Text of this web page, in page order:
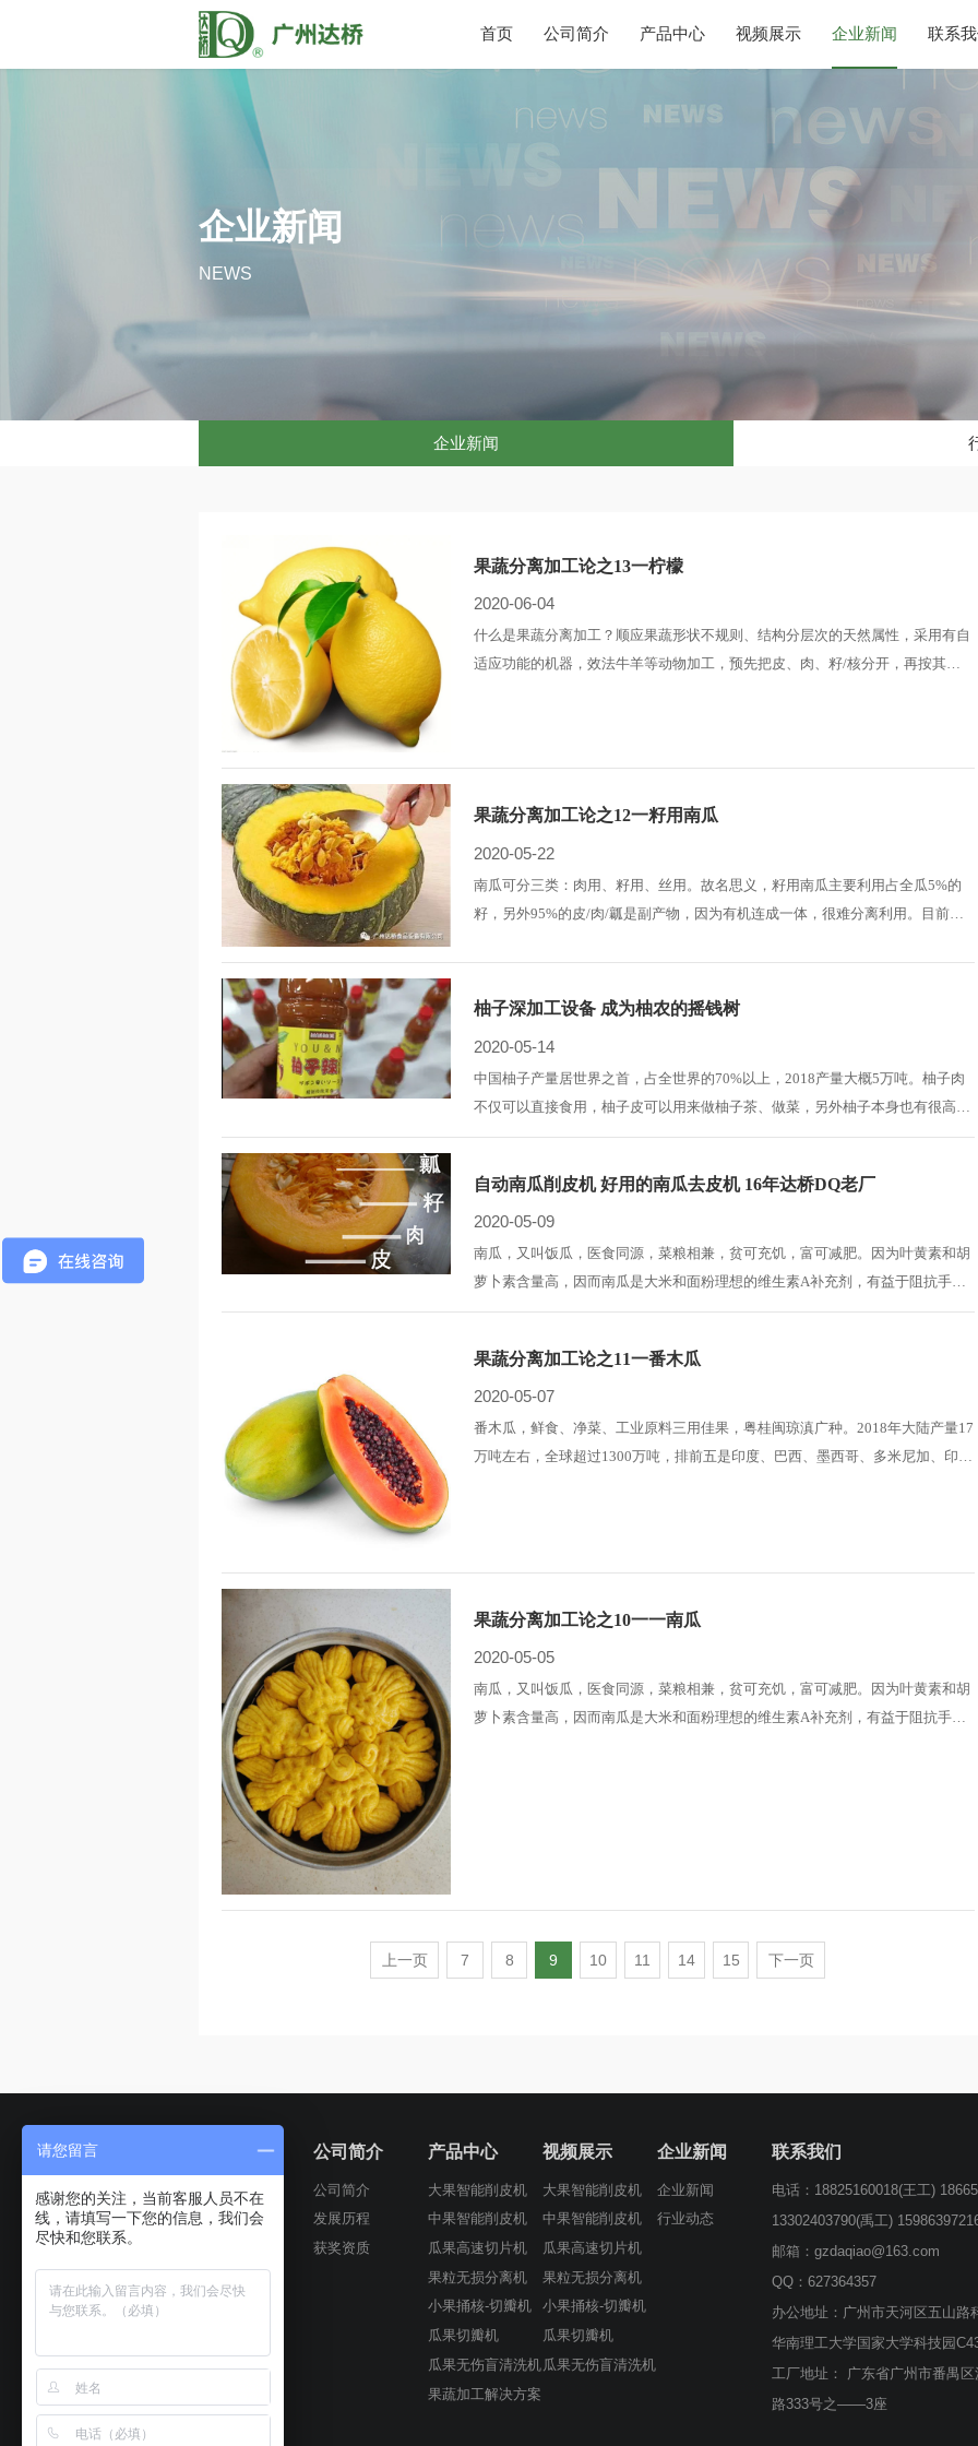
首页 公司简介 产品中心 视频展示 企业新闻 联系
企业新闻
NEWS
企业新闻
果蔬分离加工论之13一柠檬
2020-06-04
什么是果蔬分离加工？顺应果蔬形状不规则、结构分层次的天然属性，采用有自
适应功能的机器，效法牛羊等动物加工，预先把皮、肉、籽/核分开，再按其标
果蔬分离加工论之12一籽用南瓜
2020-05-22
南瓜可分三类：肉用、籽用、丝用。故名思义，籽用南瓜主要利用占全瓜5%的
籽，另外95%的皮/肉/瓤是副产物，因为有机连成一体，很难分离利用。目前只
右，据此推算伴生废弃物超过28万吨。
柚子深加工设备 成为柚农的摇钱树
2020-05-14
中国柚子产量居世界之首，占全世界的70%以上，2018产量大概5万吨。柚子肉
不仅可以直接食用，柚子皮可以用来做柚子茶、做菜，另外柚子本身也有很高的
药用价值。目前，市场上优质的红心柚一个的价格大概在二三十元以上，而普通
自动南瓜削皮机 好用的南瓜去皮机 16年达桥DQ老厂
2020-05-09
南瓜，又叫饭瓜，医食同源，菜粮相兼，贫可充饥，富可减肥。因为叶黄素和胡
萝卜素含量高，因而南瓜是大米和面粉理想的维生素A补充剂，有益于阻抗手机
伤眼和增强免疫力；南瓜平原、山地、山林都能栽种，播种后70天就能采食，因
全，因而有修复土壤的潜力。
果蔬分离加工论之11一番木瓜
2020-05-07
番木瓜，鲜食、净菜、工业原料三用佳果，粤桂闽琼滇广种。2018年大陆产量17
万吨左右，全球超过1300万吨，排前五是印度、巴西、墨西哥、多米尼加、印
果蔬分离加工论之10一一南瓜
2020-05-05
南瓜，又叫饭瓜，医食同源，菜粮相兼，贫可充饥，富可减肥。因为叶黄素和胡
萝卜素含量高，因而南瓜是大米和面粉理想的维生素A补充剂，有益于阻抗手机
上一页 7 8 9 10 11 14 15 下一页
公司简介
公司简介
发展历程
获奖资质
产品中心
大果智能削皮机
中果智能削皮机
瓜果高速切片机
果粒无损分离机
小果捅核-切瓣机
瓜果切瓣机
瓜果无伤盲清洗机
果蔬加工解决方案
视频展示
大果智能削皮机
中果智能削皮机
瓜果高速切片机
果粒无损分离机
小果捅核-切瓣机
瓜果切瓣机
瓜果无伤盲清洗机
企业新闻
企业新闻
行业动态
联系我们
电话：18825160018(王工)
13302403790(禹工)
邮箱：gzdaqiao@163.com
QQ：627364357
办公地址：广州市天河区五山路
华南理工大学国家大学科技园
工厂地址： 广东省广州市番禺
路333号之——3座
请您留言
感谢您的关注，当前客服人员不在
线，请填写一下您的信息，我们会
尽快和您联系。